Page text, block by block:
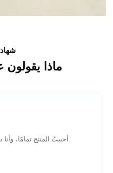
ماذا
أنا راضٍ جدًّا عن المنتج
الجودة. وقد كانوا ودودين